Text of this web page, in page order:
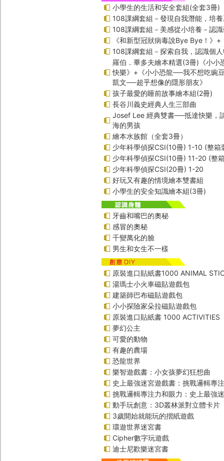
小學生的生活和安全套組(全套3冊)
108課綱套組－發現自我潛能，培
108課綱套組－美感從小培養－認
《和新型冠狀病毒說Bye Bye！》
108課綱套組－探索自我，認識個
羅伯．畢多夫繪本精選(3冊)《小小
快樂》+《小小恐龍──我不想吃豌
凱文──超乎想像的隱形朋友》
孩子最愛的睡前故事繪本組(2冊)
長谷川義史經典人生三部曲
Josef Lee 經典雙書──抵達快樂，
海的男孩
繪本水族館（全套3冊）
少年科學偵探CSI(10冊) 1-10 (整箱
少年科學偵探CSI(10冊) 11-20 (整
少年科學偵探CSI(20冊) 1-20
好玩又有趣的情境繪本雙書組
小學生的安全知識繪本組(3冊)
牙齒和嘴巴的奧秘
感冒的奧秘
千變萬化的臉
男生和女生不一樣
原裝進口貼紙書1000 ANIMAL
湯瑪士小火車磁貼遊戲包
建築師巴布磁貼遊戲包
小小探險家朵拉磁貼遊戲包
原裝進口貼紙書 1000 ACTIVITIES
夢幻公主
可愛的動物
有趣的農場
恐龍世界
樂智遊戲書：小女孩夢幻狂想曲
史上最強迷宮遊戲書：挑戰邏輯專
挑戰邏輯專注力和眼力：史上最強
動手玩創意：3D叢林派對立體卡片
3歲開始就能玩的摺紙遊戲
環遊世界迷宮書
Cipher數字玩遊戲
迪士尼歡樂迷宮書